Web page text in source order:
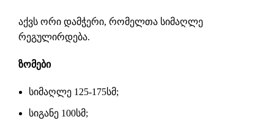
აქვს ორი დამჭერი, რომელთა სიმაღლე
რეგულირდება.
ზომები
სიმაღლე 125-175სმ;
სიგანე 100სმ;